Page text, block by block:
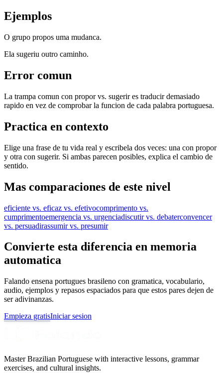
Ejemplos
O grupo propos uma mudanca.
Ela sugeriu outro caminho.
Error comun
La trampa comun con propor vs. sugerir es traducir demasiado
rapido en vez de comprobar la funcion de cada palabra portuguesa.
Practica en contexto
Elige una frase de tu vida real y escribela dos veces: una con propor
y otra con sugerir. Si ambas parecen posibles, explica el cambio de
sentido.
Mas comparaciones de este nivel
eficiente vs. eficaz vs. efetivocomprimento vs.
cumprimentoemergencia vs. urgenciadiscutir vs. debaterconvencer
vs. persuadirassumir vs. presumir
Convierte esta diferencia en memoria
automatica
Falando ensena portugues brasileno con gramatica, vocabulario,
audio, ejemplos y repasos espaciados para que estos pares dejen de
ser adivinanzas.
Empieza gratisIniciar sesion
Master Brazilian Portuguese with interactive lessons, grammar
exercises, and cultural insights.